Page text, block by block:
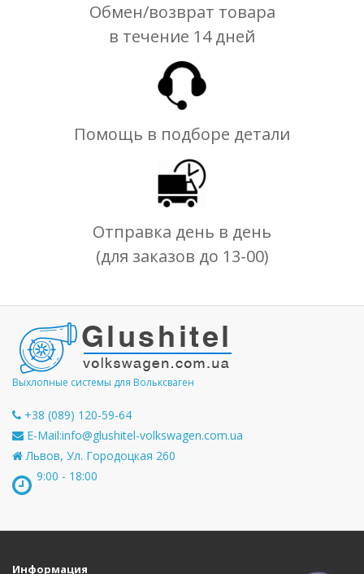
Обмен/возврат товара
в течение 14 дней
Помощь в подборе детали
Отправка день в день
(для заказов до 13-00)
Выхлопные системы для Вольксваген
+38 (089) 120-59-64
E-Mail:info@glushitel-volkswagen.com.ua
Львов, Ул. Городоцкая 260
9:00 - 18:00
Информация